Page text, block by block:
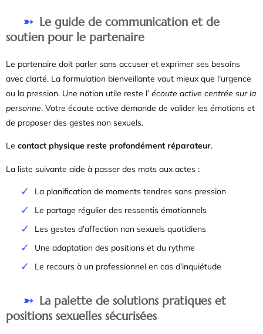
Le guide de communication et de
soutien pour le partenaire
Le partenaire doit parler sans accuser et exprimer ses besoins
avec clarté. La formulation bienveillante vaut mieux que l’urgence
ou la pression. Une notion utile reste l’ écoute active centrée sur la
personne. Votre écoute active demande de valider les émotions et
de proposer des gestes non sexuels.
Le contact physique reste profondément réparateur.
La liste suivante aide à passer des mots aux actes :
La planification de moments tendres sans pression
Le partage régulier des ressentis émotionnels
Les gestes d’affection non sexuels quotidiens
Une adaptation des positions et du rythme
Le recours à un professionnel en cas d’inquiétude
La palette de solutions pratiques et
positions sexuelles sécurisées